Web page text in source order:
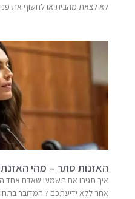
לא לצאת מהבית או לחשוף את
האזנות סתר – מהי
איך תגיבו אם תשמעו שאדם אחד
אחר ללא ידיעתכם ? המדובר